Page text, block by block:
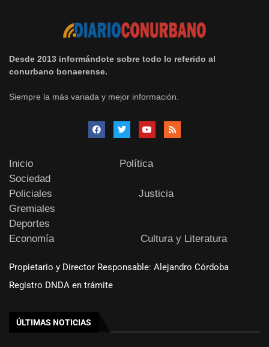
Desde 2013 informándote sobre todo lo referido al
conurbano bonaerense.
Siempre la más variada y mejor información.
Inicio
Política
Sociedad
Policiales
Justicia
Gremiales
Deportes
Economía
Cultura y Literatura
Propietario y Director Responsable: Alejandro Córdoba
Registro DNDA en trámite
ÚLTIMAS NOTICIAS